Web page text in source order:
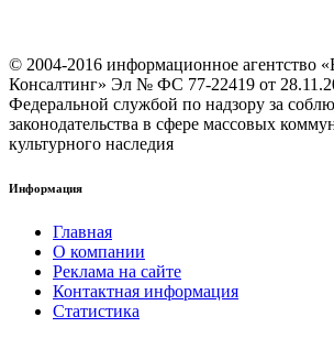
© 2004-2016 информационное агентство
Консалтинг» Эл № ФС 77-22419 от
Федеральной службой по надзору за
законодательства в сфере массовых
культурного наследия
Информация
Главная
О компании
Реклама на сайте
Контактная информация
Статистика